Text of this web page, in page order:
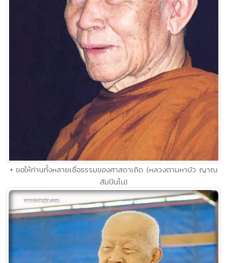
• ขอให้ท่านทั้งหลายเชื่อธรรมของศาสดาเถิด (หลวงตามหาบัว ญาณ
สัมปันโน)